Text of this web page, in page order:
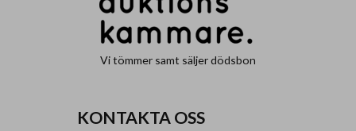
Vi tömmer samt säljer dödsbon
KONTAKTA OSS